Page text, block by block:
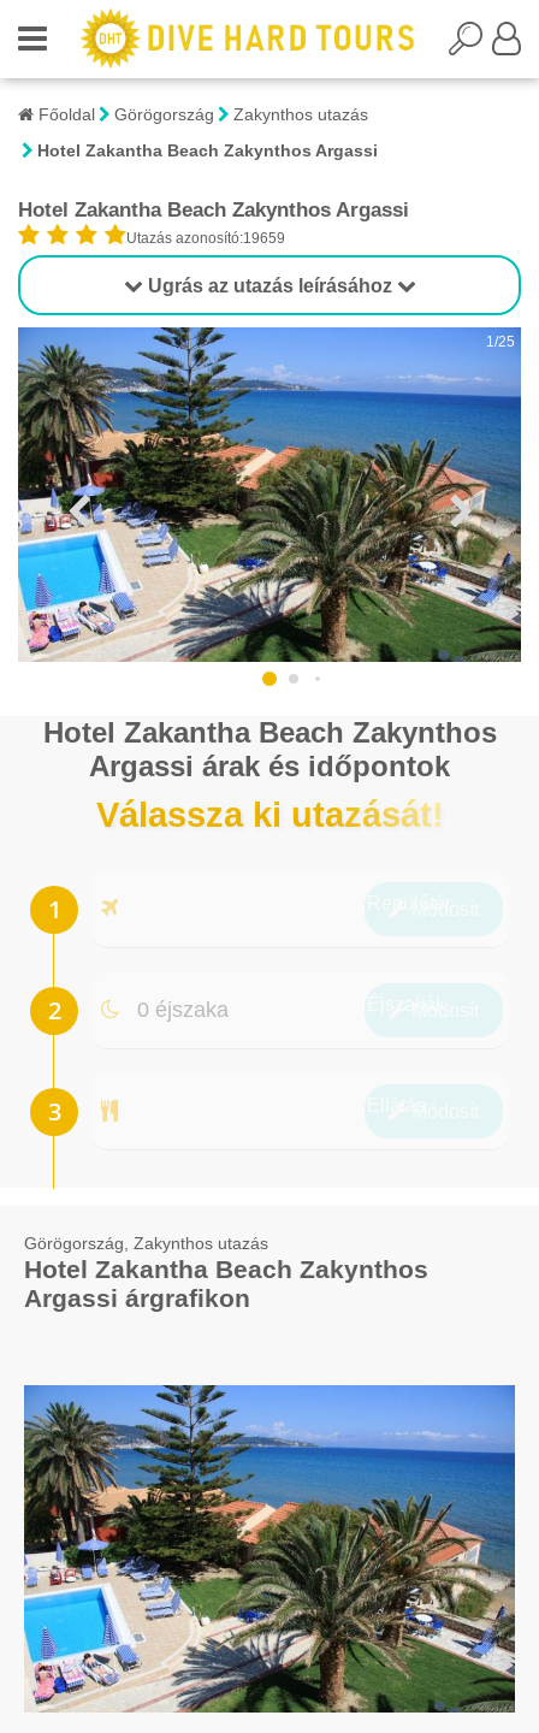
Főoldal Görögország
Zakynthos utazás
Hotel Zakantha Beach Zakynthos Argassi
Hotel Zakantha Beach Zakynthos Argassi
Utazás azonosító:19659
Ugrás az utazás leírásához
1/25
Hotel Zakantha Beach Zakynthos
Argassi árak és időpontok
Válassza ki utazását!
0 éjszaka
Görögország, Zakynthos utazás
Hotel Zakantha Beach Zakynthos
Argassi árgrafikon